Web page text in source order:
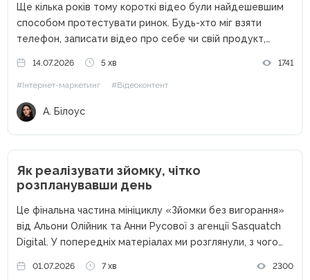
Ще кілька років тому короткі відео були найдешевшим
способом протестувати ринок. Будь-хто міг взяти
телефон, записати відео про себе чи свій продукт,
перших клієнтів. Сьогодні ситуація кардинально
змінилася. Кількість контенту зросла в рази,...
14.07.2026 5 хв 1741
#Інтернет-маркетинг #Відеоконтент
А. Білоус
Як реалізувати зйомку, чітко
розпланувавши день
Це фінальна частина мініциклу «Зйомки без вигорання»
від Альони Олійник та Анни Русової з агенції Sasquatch
Digital. У попередніх матеріалах ми розглянули, з чого
мудборду. А також — як підготувати команду, реквізит,
01.07.2026 7 хв 2300